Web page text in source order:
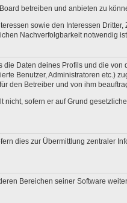
betreiben und anbieten zu
sowie den Interessen
Nachverfolgbarkeit notwendig ist.
Daten deines Profils und die
Benutzer, Administratoren etc.)
den Betreiber und von ihm
sofern er auf Grund
dies zur Übermittlung zentraler
Bereichen seiner Software